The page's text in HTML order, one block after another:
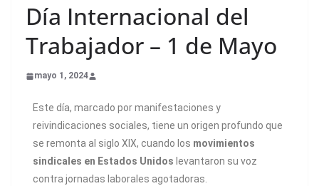
Día Internacional del
Trabajador – 1 de Mayo
mayo 1, 2024
Este día, marcado por manifestaciones y
reivindicaciones sociales, tiene un origen profundo que
se remonta al siglo XIX, cuando los movimientos
sindicales en Estados Unidos levantaron su voz
contra jornadas laborales agotadoras.